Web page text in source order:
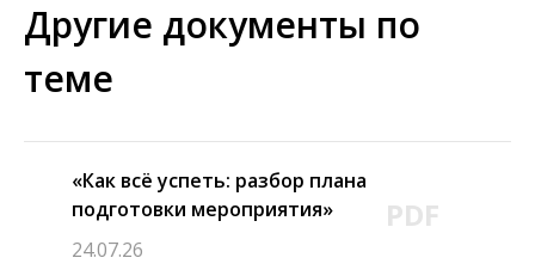
Другие документы по
теме
«Как всё успеть: разбор плана
подготовки мероприятия»
24.07.26
PDF